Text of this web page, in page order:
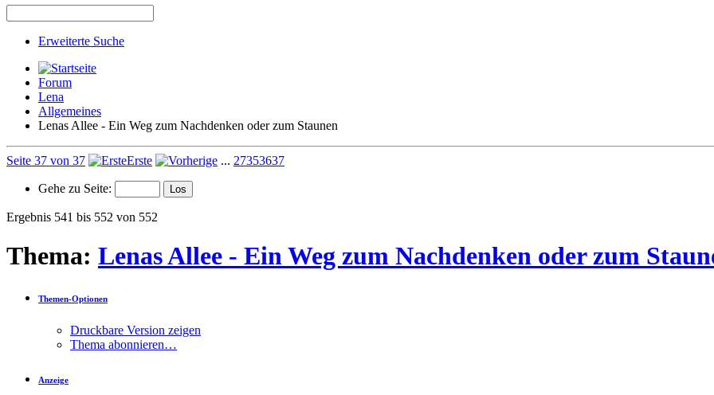
Erweiterte Suche
Forum
Lena
Allgemeines
Lenas Allee - Ein Weg zum Nachdenken oder zum Staunen
Seite 37 von 37 Erste ... 27353637
Gehe zu Seite:
Ergebnis 541 bis 552 von 552
Thema: Lenas Allee - Ein Weg zum Nachdenken oder zum
Themen-Optionen
Druckbare Version zeigen
Thema abonnieren…
Anzeige